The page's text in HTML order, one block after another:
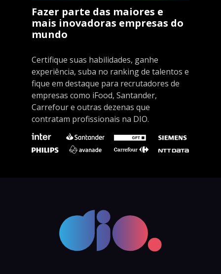
Fazer parte das maiores e
mais inovadoras empresas do
mundo
Certifique suas habilidades, ganhe
experiência, suba no ranking de talentos e
fique em destaque para recrutadores de
empresas como iFood, Santander,
Carrefour e outras dezenas que
contratam profissionais na DIO.